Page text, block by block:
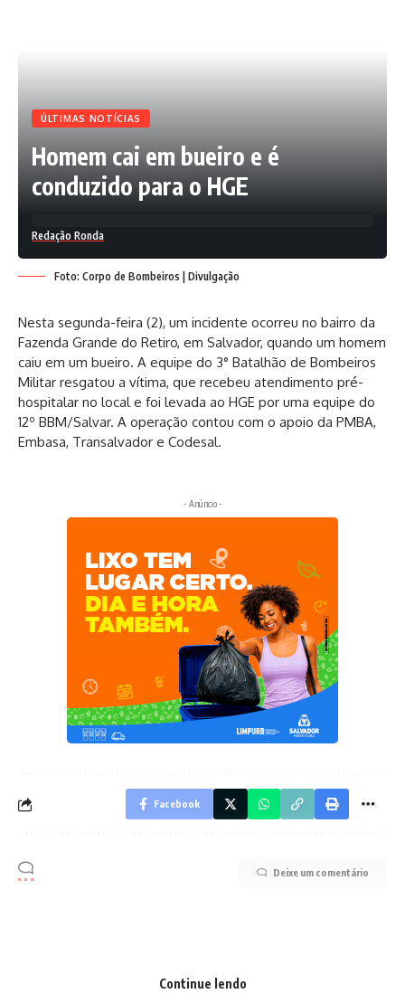
ÚLTIMAS NOTÍCIAS
Homem cai em bueiro e é
conduzido para o HGE
Redação Ronda
Foto: Corpo de Bombeiros | Divulgação
Nesta segunda-feira (2), um incidente ocorreu no bairro da
Fazenda Grande do Retiro, em Salvador, quando um homem
caiu em um bueiro. A equipe do 3° Batalhão de Bombeiros
Militar resgatou a vítima, que recebeu atendimento pré-
hospitalar no local e foi levada ao HGE por uma equipe do
12º BBM/Salvar. A operação contou com o apoio da PMBA,
Embasa, Transalvador e Codesal.
- Anúncio -
Facebook
Deixe um comentário
Continue lendo